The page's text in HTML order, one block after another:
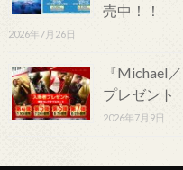
売中！！
2026年7月26日
『Michael
プレゼント
2026年7月9日